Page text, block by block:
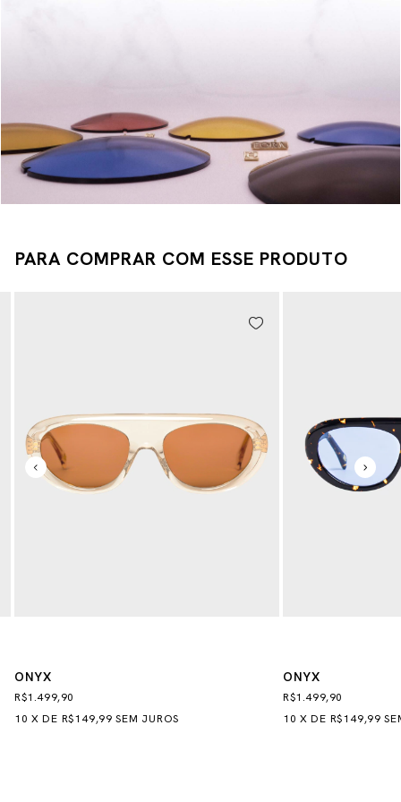
PARA COMPRAR COM ESSE PRODUTO
ONYX
R$1.499,90
10 XDE R$149,99 SEM JUROS
ONYX
R$1.499,90
10 XDE R$149,99